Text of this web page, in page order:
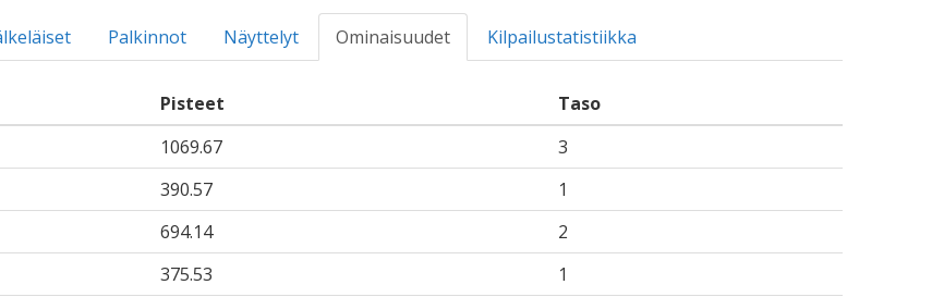
Palkinnot Näyttelyt Ominaisuudet Kilpailustatistiikka
Pisteet
Taso
1069.67
3
390.57
1
694.14
2
375.53
1